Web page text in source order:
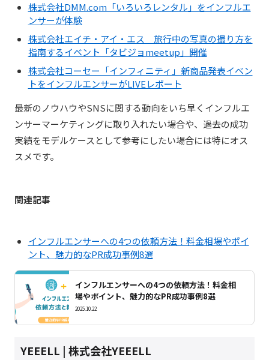
株式会社DMM.com「いろいろレンタル」をインフルエ
ンサーが体験
株式会社エイチ・アイ・エス 旅行中の写真の撮り方を
指南するイベント「タビジョmeetup」開催
株式会社コーセー「インフィニティ」新商品発表イベン
トをインフルエンサーがLIVEレポート
最新のノウハウやSNSに関する動向をいち早くインフルエ
ンサーマーケティングに取り入れたい場合や、過去の成功
実績をモデルケースとして参考にしたい場合には特にオス
スメです。
関連記事
インフルエンサーへの4つの依頼方法！料金相場やポイ
ント、魅力的なPR成功事例8選
インフルエンサーへの4つの依頼方法！料金相
場やポイント、魅力的なPR成功事例8選
2025.10.22
YEEELL | 株式会社YEEELL